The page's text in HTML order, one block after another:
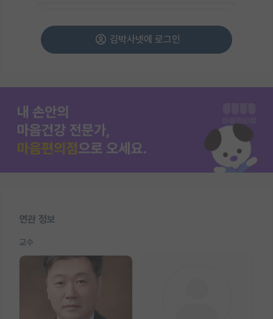
김박사넷에 로그인
연관 정보
교수